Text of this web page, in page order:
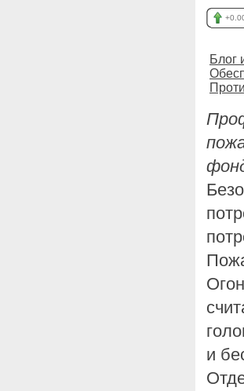
Блог
и